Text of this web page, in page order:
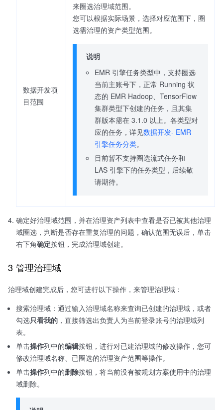
数据开发项
目范围
来圈选治理域范围。
您可以根据实际场景，选择对应范围下，圈
选需治理的资产类型范围。
说明
EMR 引擎任务类型中，支持圈选
当前主账号下，正常 Running 状
态的 EMR Hadoop、TensorFlow
集群类型下创建的任务，且其集
群版本需在 3.1.0 以上。各类型对
应的任务，详见数据开发- EMR
引擎任务分类。
目前暂不支持圈选流式任务和
LAS 引擎下的任务类型，后续敬
请期待。
确定好治理域范围，并在治理资产列表中查看是否已被其他治理
域圈选，判断是否存在重复治理的问题，确认范围无误后，单击
右下角确定按钮，完成治理域创建。
3 管理治理域
治理域创建完成后，您可进行以下操作，来管理治理域：
搜索治理域：通过输入治理域名称来查询已创建的治理域，或者
勾选只看我的 ，直接筛选出负责人为当前登录账号的治理域列
表。
单击操作列中的编辑按钮，进行对已建治理域的修改操作，您可
修改治理域名称、已圈选的治理资产范围等操作。
单击操作列中的删除按钮，将当前没有被规划方案使用中的治理
域删除。